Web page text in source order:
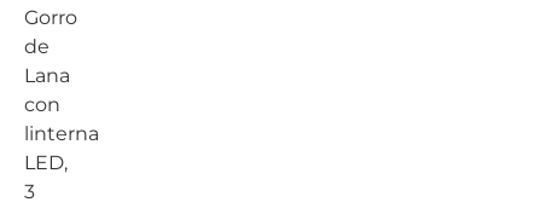
Gorro
de
Lana
con
linterna
LED,
3